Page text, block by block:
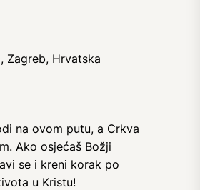
Zagreb, Hrvatska
na ovom putu, a Crkva
Ako osjećaš Božji
se i kreni korak po
u Kristu!